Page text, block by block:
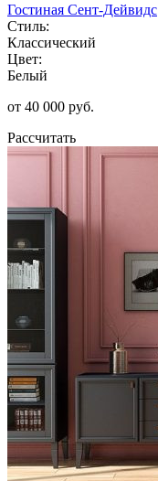
Гостиная Сент-Дейвидс
Стиль:
Классический
Цвет:
Белый
от 40 000 руб.
Рассчитать